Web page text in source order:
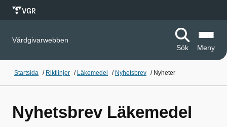
Vårdgivarwebben
Sök
Meny
Startsida / Riktlinjer / Läkemedel / Nyhetsbrev / Nyheter
Nyhetsbrev Läkemedel